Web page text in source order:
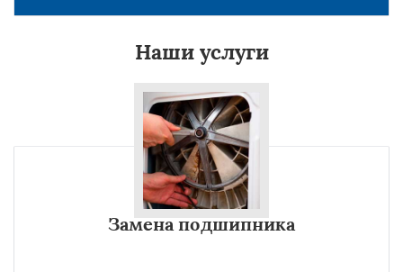
Наши услуги
Замена подшипника
Даю согласие на обработку персональных данных